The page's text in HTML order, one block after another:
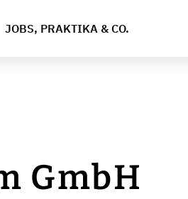
JOBS, PRAKTIKA & CO.
GmbH